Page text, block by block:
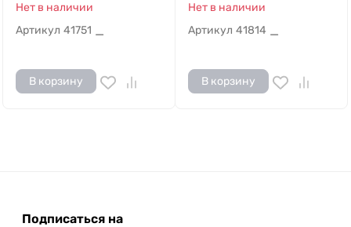
Нет в наличии
Артикул 41751 —
В корзину
Нет в наличии
Артикул 41814 —
В корзину
Подписаться на